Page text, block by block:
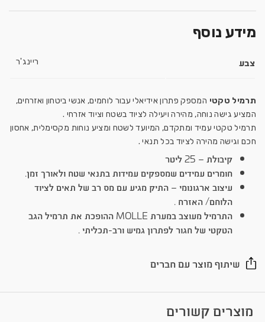
מידע נוסף
צבע ריינג'ר
תרמיל טקטי המספק פתרון אידיאלי עבור לוחמים, אנשי ביטחון ואזרחים,
המציע גישה נוחה, מהירה ויעילה לציוד בשטח וציוד אזרחי .
תרמיל טקטי עמיד ומתקדם, המיועד לשטח ומציע נוחות מקסימלית, אחסון
חכם וגישה מהירה לציוד בכל תנאי .
קיבולת – 25 ליטר
חומרים עמידים שמספקים עמידות בתנאי שטח ולאורך זמן.
עיצוב ארגונומי – התיק מגיע עם מס רב של תאים לציוד
הלוחם/ האזרח .
התרמיל מעוצב במערת MOLLE ההופכת את תרמיל הגב
הטקטי של חגור לפתרון גמיש ורב-תכליתי .
שיתוף מוצר עם חברים
מוצרים קשורים